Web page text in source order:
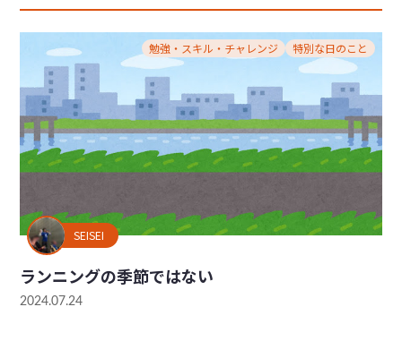
勉強・スキル・チャレンジ 特別な日のこと
SEISEI
ランニングの季節ではない
2024.07.24